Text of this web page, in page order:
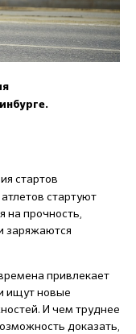
стартов
стартуют
на прочность,
заряжаются
привлекает
ищут новые
И чем труднее
доказать,